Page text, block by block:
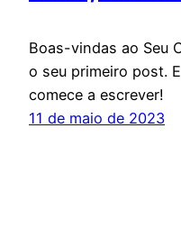
Boas-vindas ao Seu
o seu primeiro post.
comece a escrever!
11 de maio de 2023